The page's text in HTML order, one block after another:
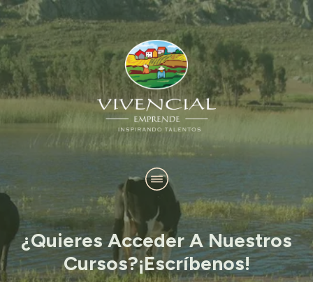
¿Quieres Acceder A Nuestros
Cursos?¡escríbenos!